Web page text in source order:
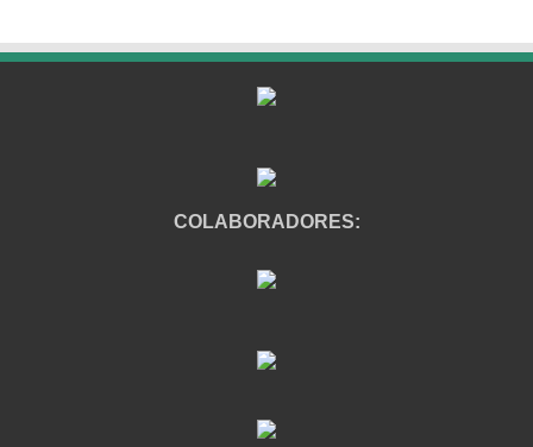
COLABORADORES: